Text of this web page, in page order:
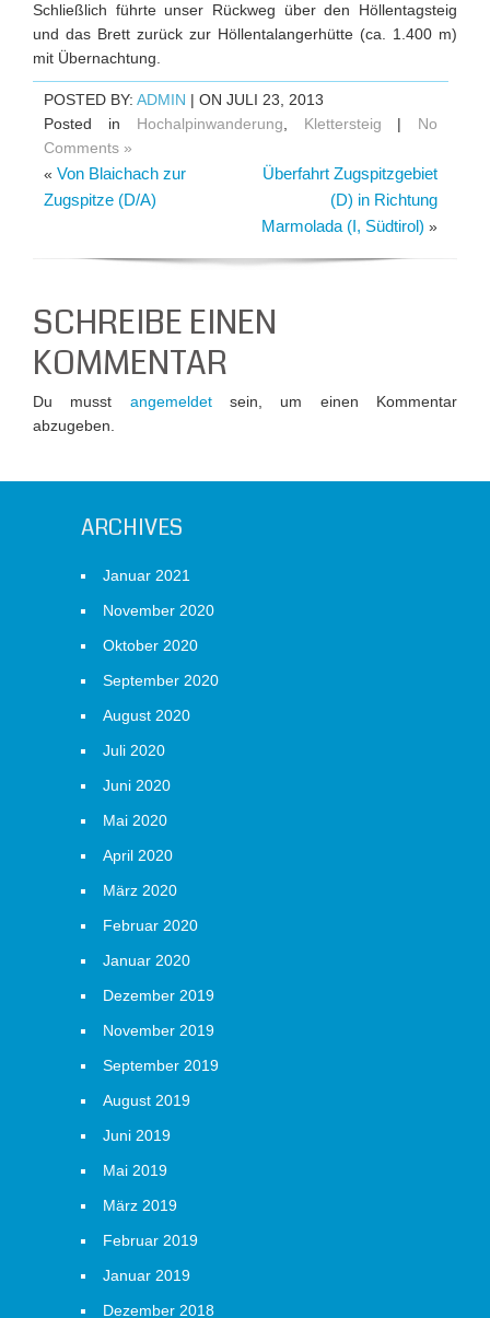
Schließlich führte unser Rückweg über den Höllentagsteig
und das Brett zurück zur Höllentalangerhütte (ca. 1.400 m)
mit Übernachtung.
POSTED BY: ADMIN | ON JULI 23, 2013
Posted in Hochalpinwanderung Klettersteig | No
Comments »
« Von Blaichach zur
Zugspitze (D/A)
Überfahrt Zugspitzgebiet
(D) in Richtung
Marmolada (I, Südtirol) »
SCHREIBE EINEN
KOMMENTAR
Du musst angemeldetsein, um einen Kommentar
abzugeben.
ARCHIVES
Januar 2021
November 2020
Oktober 2020
September 2020
August 2020
Juli 2020
Juni 2020
Mai 2020
April 2020
März 2020
Februar 2020
Januar 2020
Dezember 2019
November 2019
September 2019
August 2019
Juni 2019
Mai 2019
März 2019
Februar 2019
Januar 2019
Dezember 2018